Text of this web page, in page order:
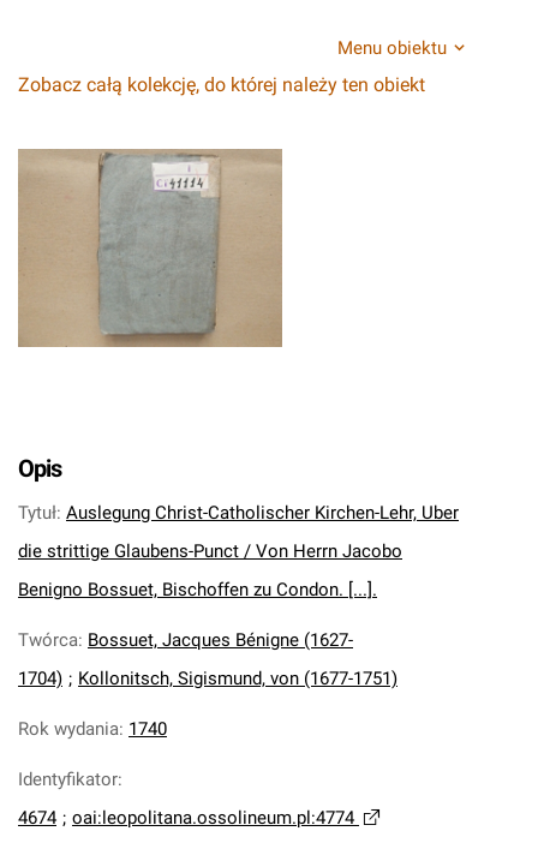
Menu obiektu
Zobacz całą kolekcję, do której należy ten obiekt
Opis
Tytuł: Auslegung Christ-Catholischer Kirchen-Lehr, Uber
die strittige Glaubens-Punct / Von Herrn Jacobo
Benigno Bossuet, Bischoffen zu Condon. [...].
Twórca: Bossuet, Jacques Bénigne (1627-
1704) ; Kollonitsch, Sigismund, von (1677-1751)
Rok wydania: 1740
Identyfikator:
4674 ; oai:leopolitana.ossolineum.pl:4774